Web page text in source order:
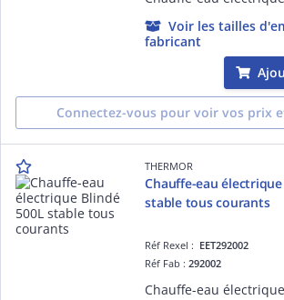
Voir les tailles
fabricant
Connectez-vous pour voir vos prix
THERMOR
Chauffe-eau
stable tous courants
Réf Rexel : EET292002
Réf Fab :292002